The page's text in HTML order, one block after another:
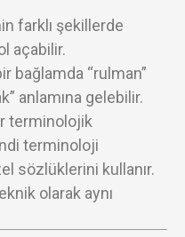
farklı şekillerde
açabilir.
bağlamda “rulman”
anlamına gelebilir.
terminolojik
terminoloji
sözlüklerini kullanır.
olarak aynı